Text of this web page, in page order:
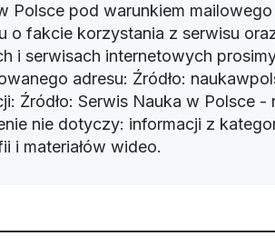
Polsce pod warunkiem
o fakcie korzystania z serwisu
i serwisach internetowych
adresu: Źródło:
Źródło: Serwis Nauka w Polsce
nie dotyczy: informacji z
i materiałów wideo.